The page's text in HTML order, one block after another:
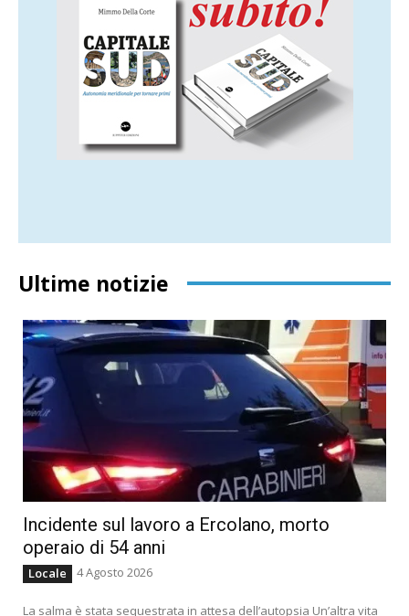
Ultime notizie
Incidente sul lavoro a Ercolano, morto
operaio di 54 anni
Locale 4 Agosto 2026
La salma è stata sequestrata in attesa dell’autopsia Un’altra vita